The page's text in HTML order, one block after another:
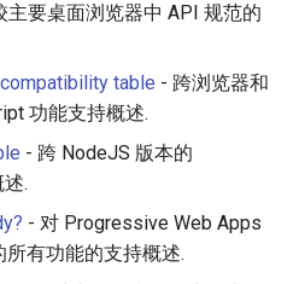
主要桌面浏览器中 API 规范的
table - 跨浏览器和
功能支持概述.
- 跨 NodeJS 版本的
.
- 对 Progressive Web Apps
有功能的支持概述.